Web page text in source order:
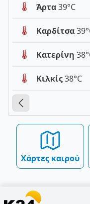
Άρτα39°C
Καρδίτσα
Κατερίνη
Κιλκίς38°C
Χάρτες καιρού